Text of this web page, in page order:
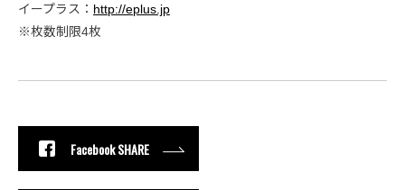
イープラス： http://eplus.jp
※枚数制限4枚
Facebook SHARE